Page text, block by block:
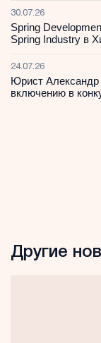
30.07.26
Spring
Spring Industry в
24.07.26
Юрист
включению в
Другие